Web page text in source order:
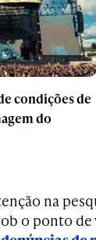
condições de
do
na
o ponto